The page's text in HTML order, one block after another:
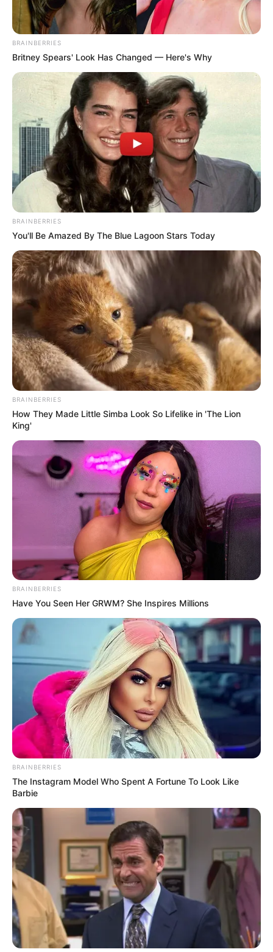
BRAINBERRIES
Britney Spears' Look Has Changed — Here's Why
BRAINBERRIES
You'll Be Amazed By The Blue Lagoon Stars Today
BRAINBERRIES
How They Made Little Simba Look So Lifelike in 'The Lion
King'
BRAINBERRIES
Have You Seen Her GRWM? She Inspires Millions
BRAINBERRIES
The Instagram Model Who Spent A Fortune To Look Like
Barbie